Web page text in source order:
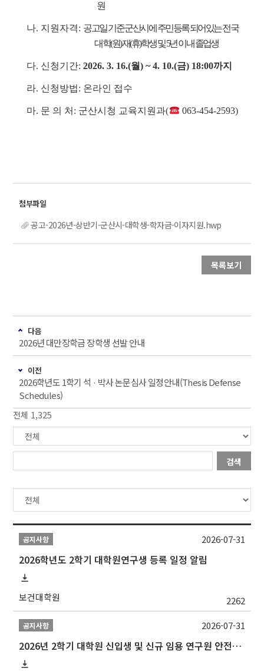
원
나. 지원자격: 공고일 기준 군산시에 주민등록 되어있는 전국
대학(원) 재(휴)학생 및 5년 이내 졸업생
다. 신청기간: 2026. 3. 16.(월) ~ 4. 10.(금) 18:00까지
라. 신청방법: 온라인 접수
마. 문 의 처: 군산시청 교육지원과( 063-454-2593)
공고-2026년-상반기-군산시-대학생-학자금-이자지원.hwp
목록보기
다음
2026년 대만장학금 장학생 선발 안내
이전
2026학년도 1학기 석 · 박사 논문심사 일정안내(Thesis Defense
Schedules)
전체 1,325
검색
공지사항
2026학년도 2학기 대학원연구생 등록 일정 알림
보건대학원 2262
2026-07-31
공지사항
2026년 2학기 대학원 신입생 및 신규 임용 연구원 안전환경교육(신규교육) 실시 안내
2026-07-31